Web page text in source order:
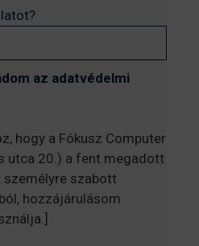
az adatvédelmi
hogy a Fókusz Computer
utca 20.) a fent megadott
szabott
hozzájárulásom